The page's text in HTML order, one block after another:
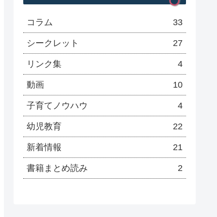
コラム 33
シークレット 27
リンク集 4
動画 10
子育てノウハウ 4
幼児教育 22
新着情報 21
書籍まとめ読み 2